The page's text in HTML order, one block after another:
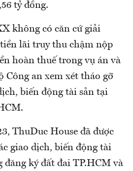
tỷ đồng.
không có căn cứ giải
tiền lãi truy thu chậm nộp
hoàn thuế trong vụ án và
Công an xem xét tháo gỡ
biến động tài sản tại
ThuDuc House đã được
giao dịch, biến động tài
đăng ký đất đai TP.HCM và